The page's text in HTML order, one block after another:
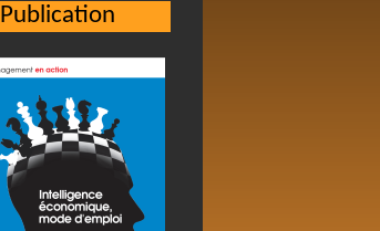
Publication